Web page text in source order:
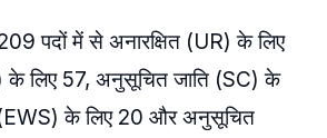
पदों में से अनारक्षित (UR) के लिए
लिए 57, अनुसूचित जाति (SC) के
के लिए 20 और अनुसूचित